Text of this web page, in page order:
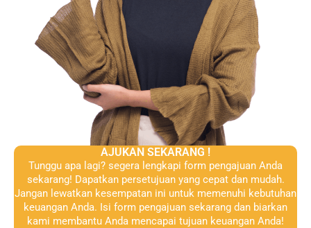
AJUKAN SEKARANG !
Tunggu apa lagi? segera lengkapi form pengajuan Anda
sekarang! Dapatkan persetujuan yang cepat dan mudah.
Jangan lewatkan kesempatan ini untuk memenuhi kebutuhan
keuangan Anda. Isi form pengajuan sekarang dan biarkan
kami membantu Anda mencapai tujuan keuangan Anda!